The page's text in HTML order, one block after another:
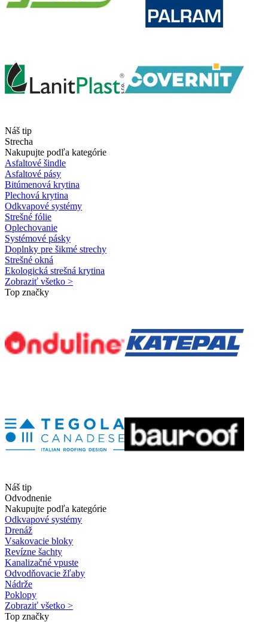
Náš tip
Strecha
Nakupujte podľa kategórie
Asfaltové šindle
Asfaltové pásy
Bitúmenová krytina
Plechová krytina
Odkvapové systémy
Strešné fólie
Oplechovanie
Systémové pásky
Doplnky pre šikmé strechy
Strešné okná
Ekologická strešná krytina
Zobraziť všetko >
Top značky
Náš tip
Odvodnenie
Nakupujte podľa kategórie
Odkvapové systémy
Drenáž
Vsakovacie bloky
Revízne šachty
Kanalizačné vpuste
Odvodňovacie žľaby
Nádrže
Poklopy
Zobraziť všetko >
Top značky